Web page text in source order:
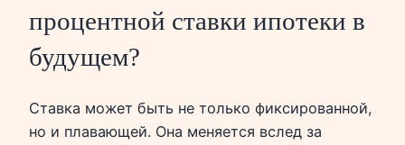
процентной ставки ипотеки в
будущем?
Ставка может быть не только фиксированной,
но и плавающей. Она меняется вслед за